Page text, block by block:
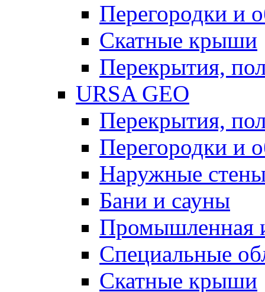
Перегородки и
Скатные крыши
Перекрытия,
URSA GEO
Перекрытия,
Перегородки и
Наружные
Бани и сауны
Промышленная
Специальные
Скатные крыши